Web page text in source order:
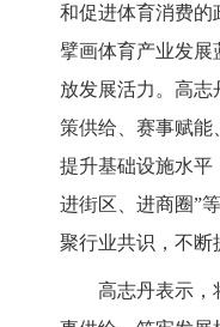
和促进体育消费的
擘画体育产业发展
放发展活力。高志
策供给、赛事赋能
提升基础设施水平
进街区、进商圈”
聚行业共识，不断
高志丹表示，